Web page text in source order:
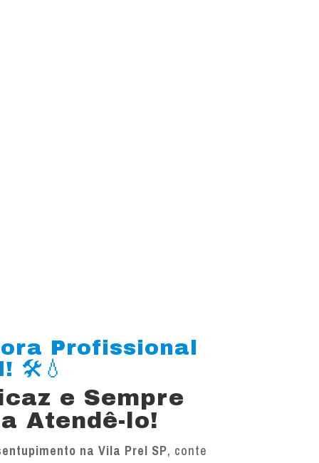
Profissional
🛠️💧
e Sempre
Atendê-lo!
na Vila Prel SP, conte